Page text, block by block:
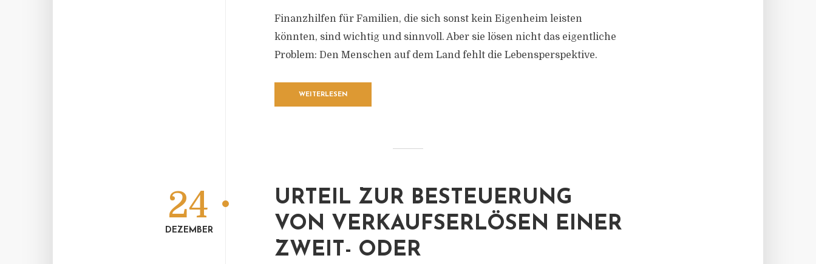
Finanzhilfen für Familien, die sich sonst kein Eigenheim leisten
könnten, sind wichtig und sinnvoll. Aber sie lösen nicht das eigentliche
Problem: Den Menschen auf dem Land fehlt die Lebensperspektive.
WEITERLESEN
URTEIL ZUR BESTEUERUNG
VON VERKAUFSERLÖSEN EINER
ZWEIT- ODER
24
DEZEMBER